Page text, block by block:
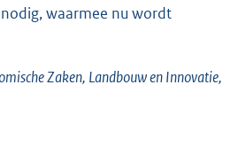
waarmee nu wordt
Zaken, Landbouw en Innovatie,